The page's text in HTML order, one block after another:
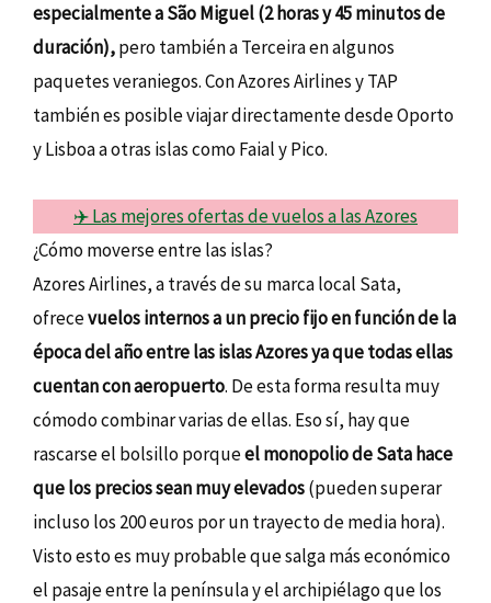
especialmente a São Miguel (2 horas y 45 minutos de
duración),pero también a Terceira en algunos
paquetes veraniegos. Con Azores Airlines y TAP
también es posible viajar directamente desde Oporto
y Lisboa a otras islas como Faial y Pico.
✈️ Las mejores ofertas de vuelos a las Azores
¿Cómo moverse entre las islas?
Azores Airlines, a través de su marca local Sata,
ofrecevuelos internos a un precio fijo en función de la
época del año entre las islas Azores ya que todas ellas
cuentan con aeropuerto. De esta forma resulta muy
cómodo combinar varias de ellas. Eso sí, hay que
rascarse el bolsillo porqueel monopolio de Sata hace
que los precios sean muy elevados(pueden superar
incluso los 200 euros por un trayecto de media hora).
Visto esto es muy probable que salga más económico
el pasaje entre la península y el archipiélago que los